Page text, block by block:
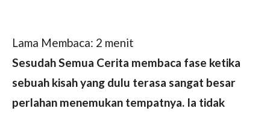
Lama Membaca: 2 menit
Sesudah Semua Cerita membaca fase ketika
sebuah kisah yang dulu terasa sangat besar
perlahan menemukan tempatnya. Ia tidak